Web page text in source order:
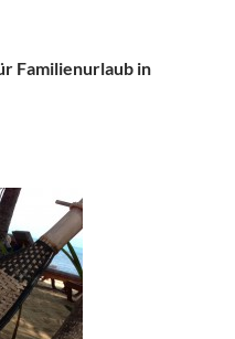
Familienurlaub in